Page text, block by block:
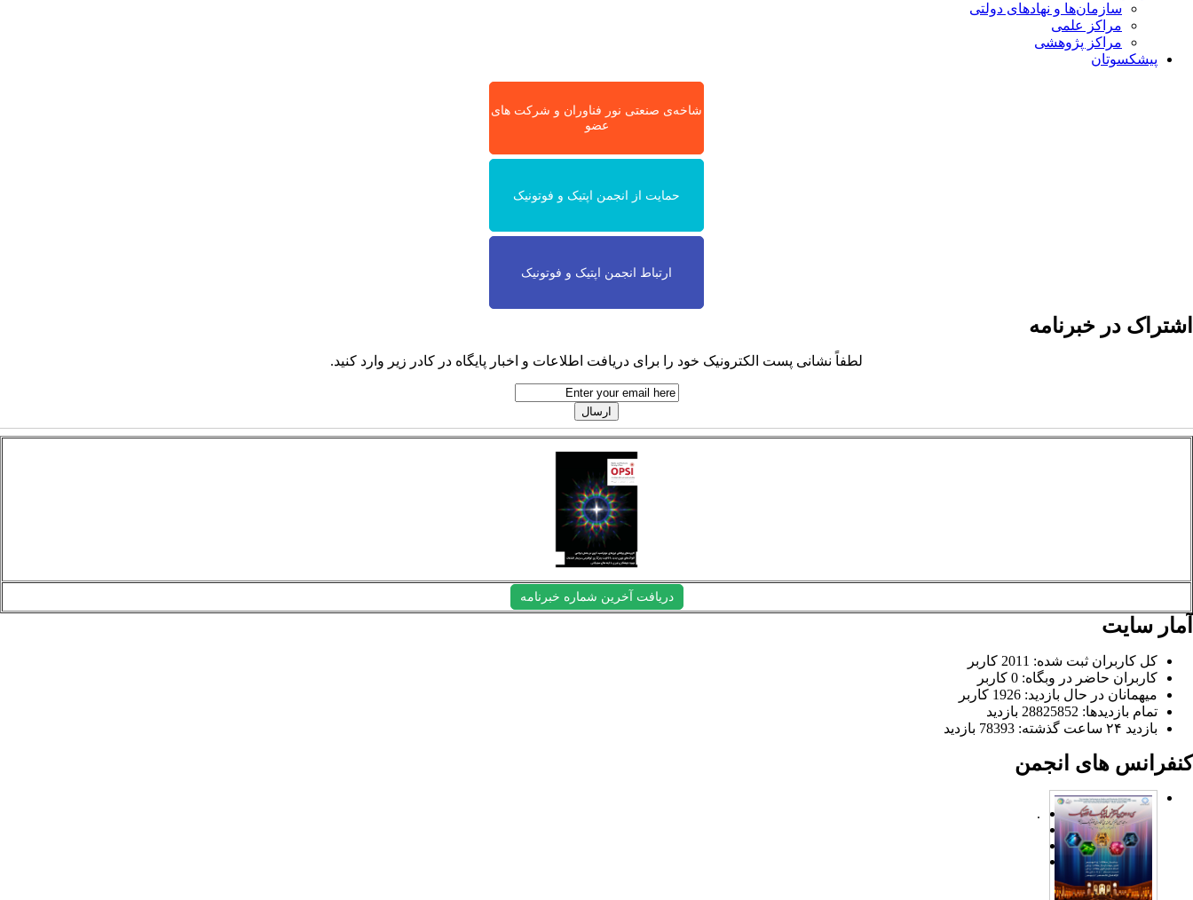
سازمان‌ها و نهادهای دولتی
مراکز علمی
مراکز پژوهشی
پیشکسوتان
شاخه‌ی صنعتی نور فناوران و شرکت های
عضو
حمایت از انجمن اپتیک و فوتونیک
ارتباط انجمن اپتیک و فوتونیک
اشتراک در خبرنامه
لطفاً نشانی پست الکترونیک خود را برای دریافت اطلاعات و اخبار پایگاه در کادر زیر وارد کنید.
دریافت آخرین شماره خبرنامه
آمار سایت
کل کاربران ثبت شده: 2011 کاربر
کاربران حاضر در وبگاه: 0 کاربر
میهمانان در حال بازدید: 1926 کاربر
تمام بازدید‌ها: 28825852 بازدید
بازدید ۲۴ ساعت گذشته: 78393 بازدید
کنفرانس های انجمن
.